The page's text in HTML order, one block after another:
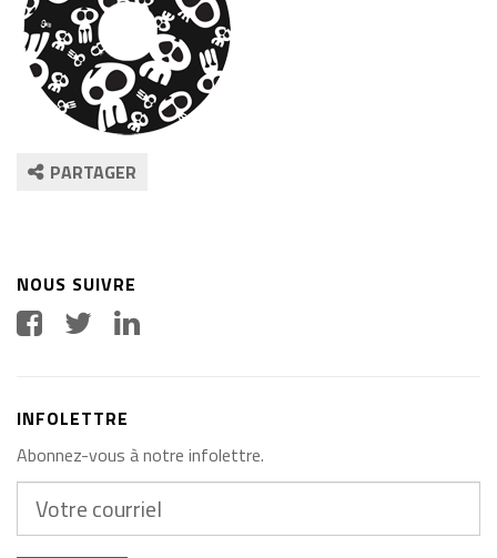
PARTAGER
NOUS SUIVRE
INFOLETTRE
Abonnez-vous à notre infolettre.
courriel